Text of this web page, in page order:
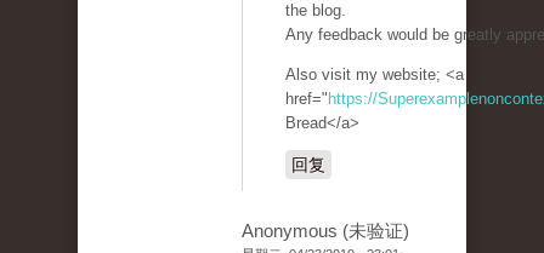
the blog.
Any feedback would be greatly
Also visit my website; <a
href=" https://
Bread</a>
回复
Anonymous (未验证)